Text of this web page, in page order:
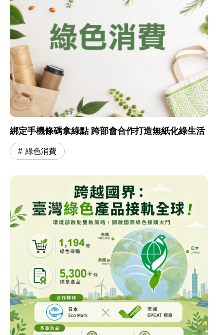
綁定手機條碼拿綠點 跨部會合作打造無紙化綠生活
綠色消費